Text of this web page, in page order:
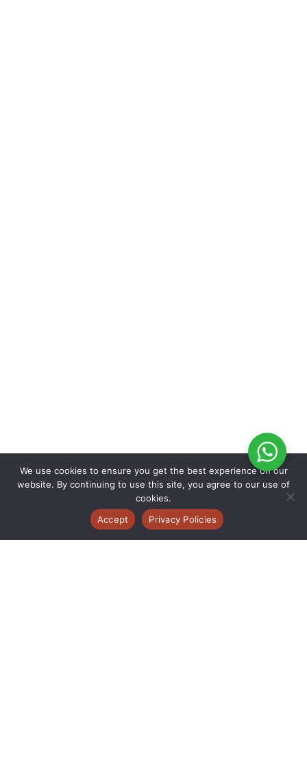
We use cookies to ensure you get the best experience on our
website. By continuing to use this site, you agree to our use of
cookies.
Accept
Privacy Policies